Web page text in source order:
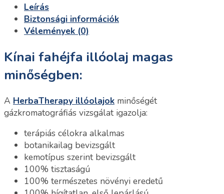
Leírás
Biztonsági információk
Vélemények (0)
Kínai fahéjfa illóolaj magas
minőségben:
A HerbaTherapy illóolajok minőségét
gázkromatográfiás vizsgálat igazolja:
terápiás célokra alkalmas
botanikailag bevizsgált
kemotípus szerint bevizsgált
100% tisztaságú
100% természetes növényi eredetű